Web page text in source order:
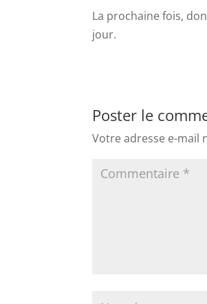
La prochaine fois,
jour.
Poster le
Votre adresse e-mail